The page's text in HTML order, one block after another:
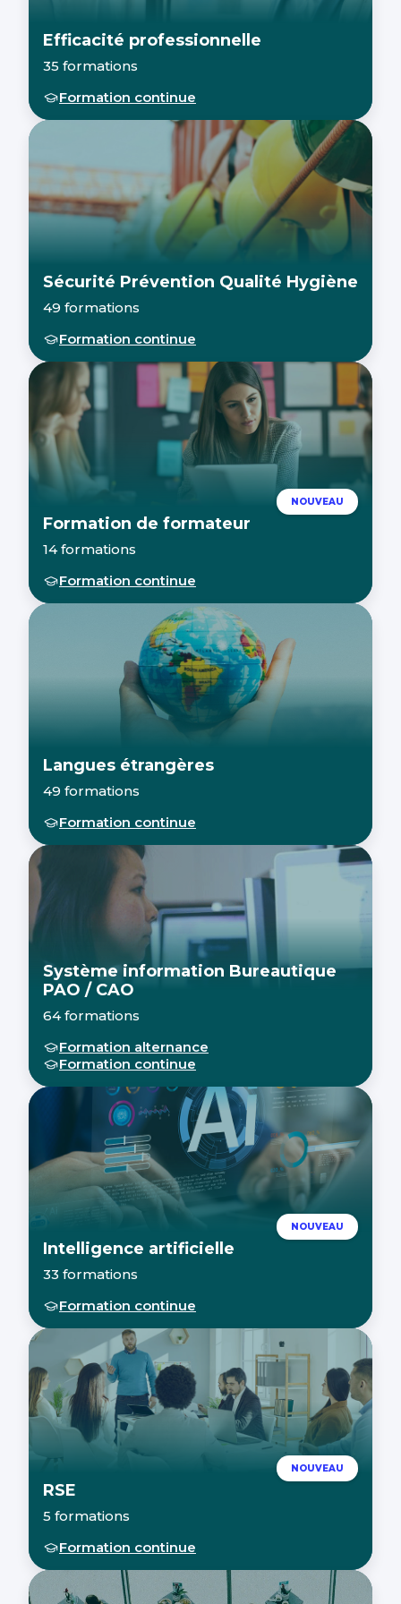
Efficacité professionnelle
35 formations
Formation continue
Sécurité Prévention Qualité Hygiène
49 formations
Formation continue
NOUVEAU
Formation de formateur
14 formations
Formation continue
Langues étrangères
49 formations
Formation continue
Système information Bureautique
PAO / CAO
64 formations
Formation alternance
Formation continue
NOUVEAU
Intelligence artificielle
33 formations
Formation continue
NOUVEAU
RSE
5 formations
Formation continue